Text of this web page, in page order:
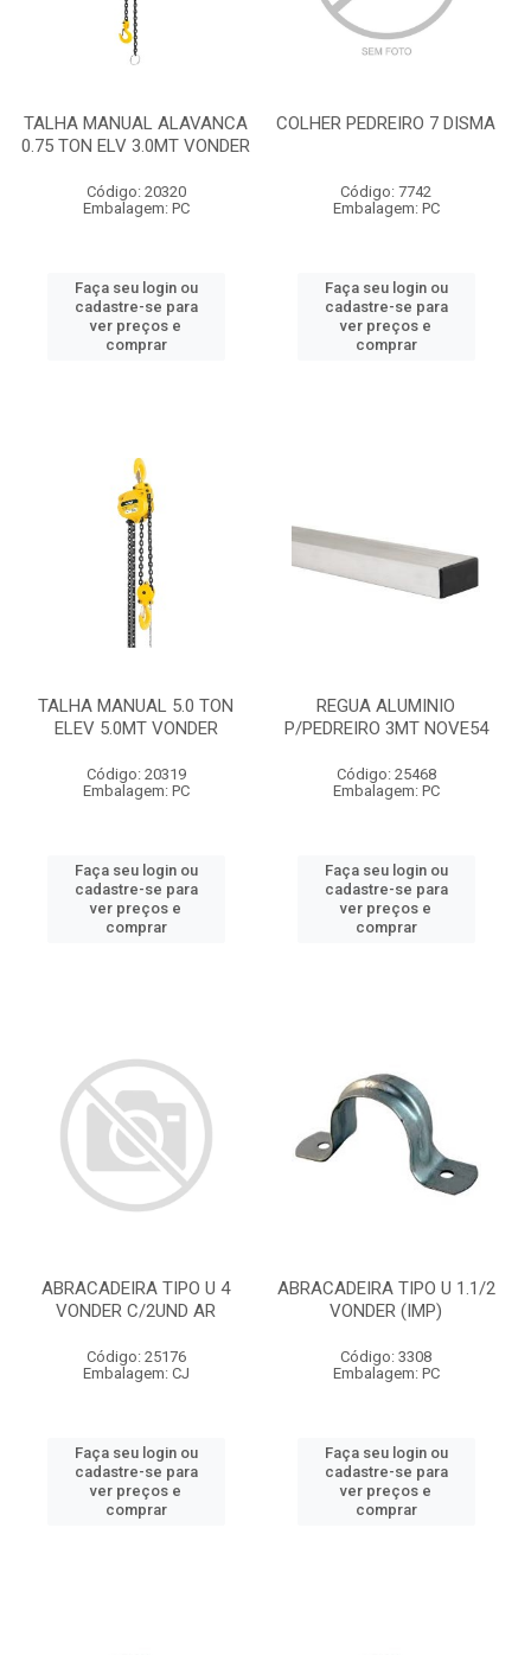
TALHA MANUAL ALAVANCA
0.75 TON ELV 3.0MT VONDER
Código: 20320
Embalagem: PC
Faça seu login ou
cadastre-se para
ver preços e
comprar
COLHER PEDREIRO 7 DISMA
Código: 7742
Embalagem: PC
Faça seu login ou
cadastre-se para
ver preços e
comprar
TALHA MANUAL 5.0 TON
ELEV 5.0MT VONDER
Código: 20319
Embalagem: PC
Faça seu login ou
cadastre-se para
ver preços e
comprar
REGUA ALUMINIO
P/PEDREIRO 3MT NOVE54
Código: 25468
Embalagem: PC
Faça seu login ou
cadastre-se para
ver preços e
comprar
ABRACADEIRA TIPO U 4
VONDER C/2UND AR
Código: 25176
Embalagem: CJ
Faça seu login ou
cadastre-se para
ver preços e
comprar
ABRACADEIRA TIPO U 1.1/2
VONDER (IMP)
Código: 3308
Embalagem: PC
Faça seu login ou
cadastre-se para
ver preços e
comprar